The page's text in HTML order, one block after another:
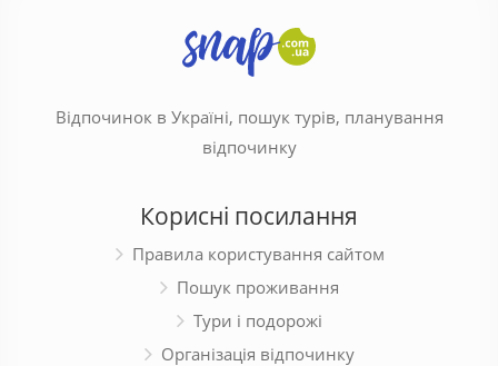
Відпочинок в Україні, пошук турів, планування
відпочинку
Корисні посилання
Правила користування сайтом
Пошук проживання
Тури і подорожі
Організація відпочинку